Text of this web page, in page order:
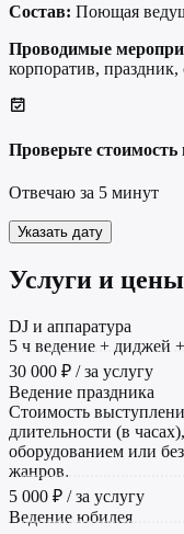
Состав: Поющая
Проводимые
корпоратив,
Проверьте стоимость
Отвечаю за 5 минут
Указать дату
Услуги и цены
DJ и аппаратура
5 ч ведение + диджей
30 000 ₽ / за услугу
Ведение праздника
Стоимость
длительности (в
оборудованием или
жанров.
5 000 ₽ / за услугу
Ведение юбилея